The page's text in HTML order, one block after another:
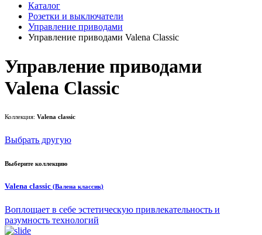
Каталог
Розетки и выключатели
Управление приводами
Управление приводами Valena Classic
Управление приводами
Valena Classic
Коллекция: Valena classic
Выбрать другую
Выберите коллекцию
Valena classic (Валена классик)
Воплощает в себе эстетическую привлекательность и
разумность технологий